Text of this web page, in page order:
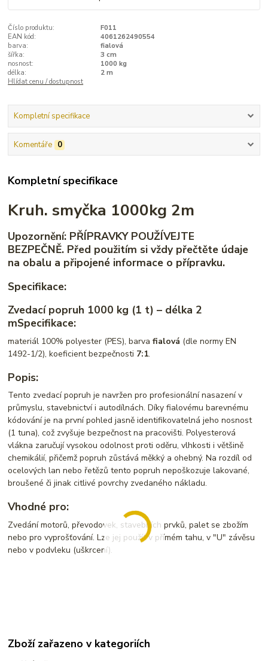
Číslo produktu:
F011
EAN kód:
4061262490554
barva:
fialová
šířka:
3 cm
nosnost:
1000 kg
délka:
2 m
Hlídat cenu / dostupnost
Kompletní specifikace
Komentáře 0
Kompletní specifikace
Kruh. smyčka 1000kg 2m
Upozornění: PŘÍPRAVKY POUŽÍVEJTE
BEZPEČNĚ. Před použitím si vždy přečtěte údaje
na obalu a připojené informace o přípravku.
Specifikace:
Zvedací popruh 1000 kg (1 t) – délka 2
mSpecifikace:
materiál 100% polyester (PES), barvafialová (dle normy EN
1492-1/2), koeficient bezpečnosti 7:1.
Popis:
Tento zvedací popruh je navržen pro profesionální nasazení v
průmyslu, stavebnictví i autodílnách. Díky fialovému barevnému
kódování je na první pohled jasně identifikovatelná jeho nosnost
(1 tuna), což zvyšuje bezpečnost na pracovišti. Polyesterová
vlákna zaručují vysokou odolnost proti oděru, vlhkosti i většině
chemikálií, přičemž popruh zůstává měkký a ohebný. Na rozdíl od
ocelových lan nebo řetězů tento popruh nepoškozuje lakované,
broušené či jinak citlivé povrchy zvedaného nákladu.
Vhodné pro:
Zvedání motorů, převodovek, stavebních prvků, palet se zbožím
nebo pro vyprošťování. Lze jej použít v přímém tahu, v "U" závěsu
nebo v podvleku (uškrcení).
Zboží zařazeno v kategoriích